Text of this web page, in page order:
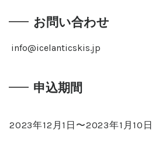
お問い合わせ
info@icelanticskis.jp
申込期間
2023年12月1日〜2023年1月10日